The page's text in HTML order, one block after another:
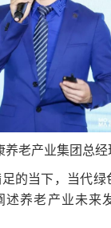
老产业集团总
的当下，当代绿
述养老产业未来